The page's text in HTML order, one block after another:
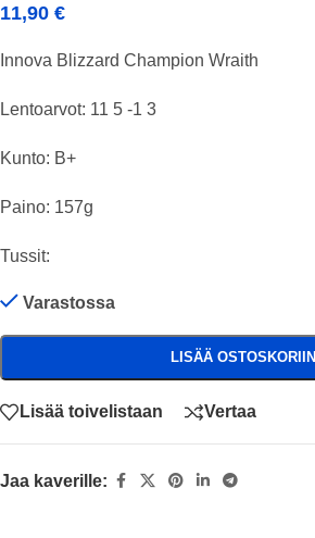
11,90 €
Innova Blizzard Champion Wraith
Lentoarvot: 11 5 -1 3
Kunto: B+
Paino: 157g
Tussit:
Varastossa
LISÄÄ OSTOSKORIIN
Lisää toivelistaan Vertaa
Jaa kaverille: